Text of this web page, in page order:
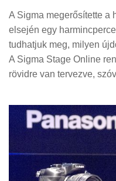
A Sigma megerősítette a
elsején egy
tudhatjuk meg, milyen
A Sigma Stage Online
rövidre van tervezve,